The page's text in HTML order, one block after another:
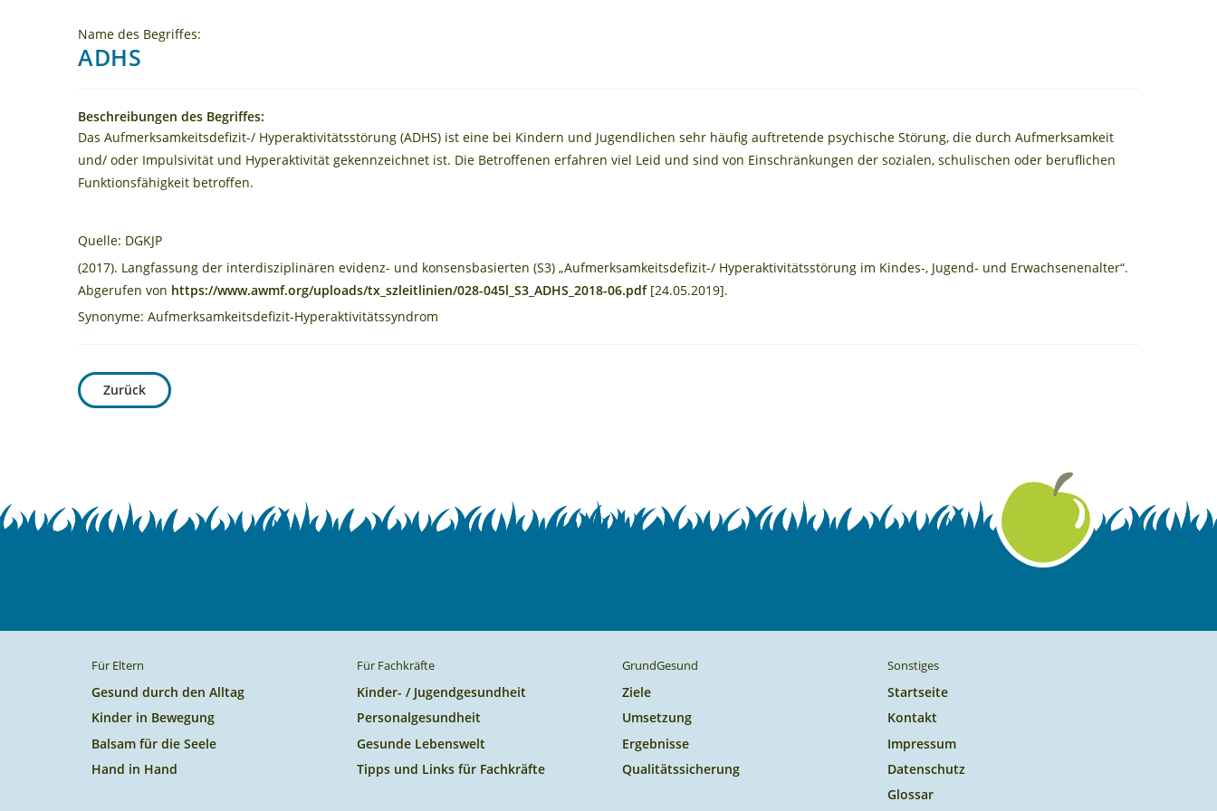
Name des Begriffes:
ADHS
Beschreibungen des Begriffes:
Das Aufmerksamkeitsdefizit-/ Hyperaktivitätsstörung (ADHS) ist eine bei Kindern und Jugendlichen sehr häufig auftretende psychische Störung, die durch Aufmerksamkeit
und/ oder Impulsivität und Hyperaktivität gekennzeichnet ist. Die Betroffenen erfahren viel Leid und sind von Einschränkungen der sozialen, schulischen oder beruflichen
Funktionsfähigkeit betroffen.
Quelle: DGKJP
(2017). Langfassung der interdisziplinären evidenz- und konsensbasierten (S3) „Aufmerksamkeitsdefizit-/ Hyperaktivitätsstörung im Kindes-, Jugend- und Erwachsenenalter“.
Abgerufen von https://www.awmf.org/uploads/tx_szleitlinien/028-045l_S3_ADHS_2018-06.pdf[24.05.2019].
Synonyme: Aufmerksamkeitsdefizit-Hyperaktivitätssyndrom
Zurück
Für Eltern
Gesund durch den Alltag
Kinder in Bewegung
Balsam für die Seele
Hand in Hand
Für Fachkräfte
Kinder- / Jugendgesundheit
Personalgesundheit
Gesunde Lebenswelt
Tipps und Links für Fachkräfte
GrundGesund
Ziele
Umsetzung
Ergebnisse
Qualitätssicherung
Sonstiges
Startseite
Kontakt
Impressum
Datenschutz
Glossar